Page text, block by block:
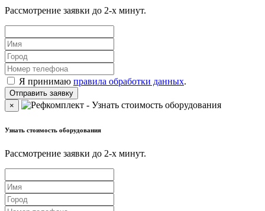
Рассмотрение заявки до 2-x минут.
Я принимаю правила обработки данных.
×
Узнать стоимость оборудования
Рассмотрение заявки до 2-x минут.